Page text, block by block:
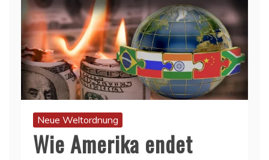
Neue Weltordnung
Wie Amerika endet